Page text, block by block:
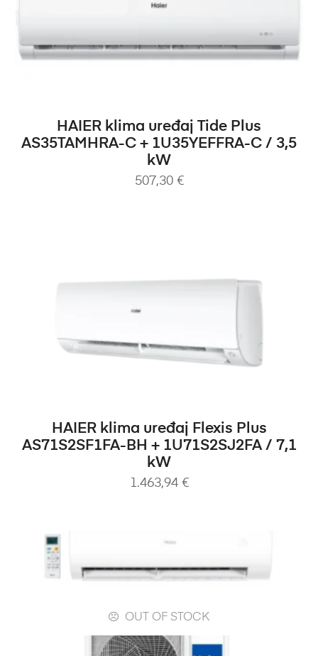
DODAJ U KOŠARICU
HAIER klima uređaj Tide Plus
AS35TAMHRA-C + 1U35YEFFRA-C / 3,5
kW
507,30 €
DODAJ U KOŠARICU
HAIER klima uređaj Flexis Plus
AS71S2SF1FA-BH + 1U71S2SJ2FA / 7,1
kW
1.463,94 €
OUT OF STOCK